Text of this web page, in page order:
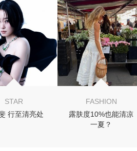
STAR
行至清亮处
FASHION
露肤度10%也能清凉
一夏？